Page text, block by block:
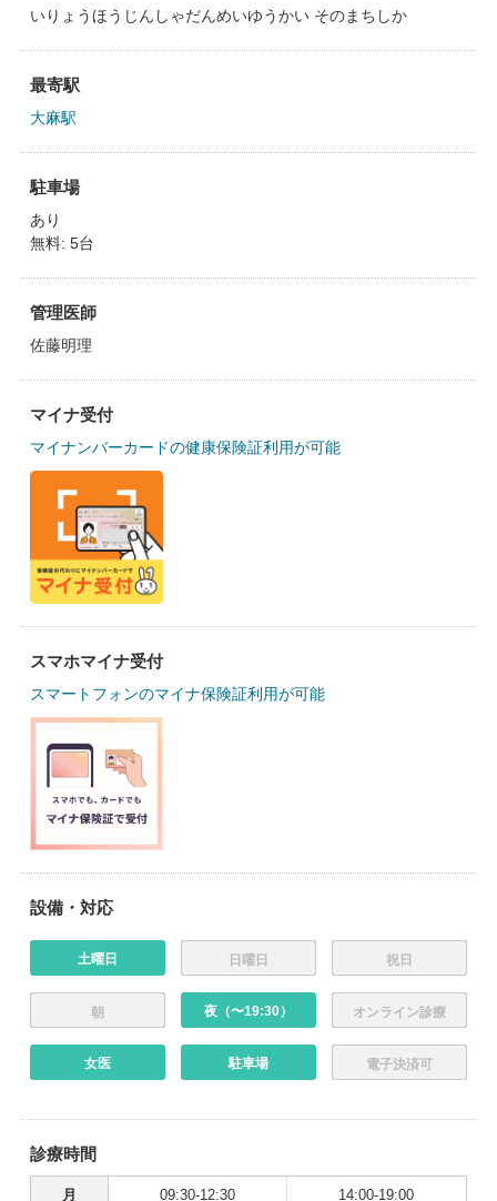
いりょうほうじんしゃだんめいゆうかい そのまちしか
最寄駅
大麻駅
駐車場
あり
無料: 5台
管理医師
佐藤明理
マイナ受付
マイナンバーカードの健康保険証利用が可能
スマホマイナ受付
スマートフォンのマイナ保険証利用が可能
設備・対応
土曜日 日曜日 祝日
朝 夜（〜19:30） オンライン診療
女医 駐車場 電子決済可
診療時間
月 09:30-12:30 14:00-19:00